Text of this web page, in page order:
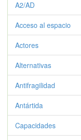
A2/AD
Acceso al espacio
Actores
Alternativas
Antifragilidad
Antártida
Capacidades